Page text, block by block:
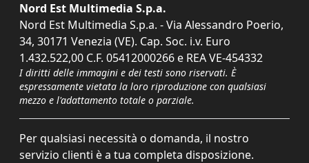
Nord Est Multimedia S.p.a.
Nord Est Multimedia S.p.a. - Via Alessandro Poerio,
34, 30171 Venezia (VE). Cap. Soc. i.v. Euro
1.432.522,00 C.F. 05412000266 e REA VE-454332
I diritti delle immagini e dei testi sono riservati. È
espressamente vietata la loro riproduzione con qualsiasi
mezzo e l'adattamento totale o parziale.
Per qualsiasi necessità o domanda, il nostro
servizio clienti è a tua completa disposizione.